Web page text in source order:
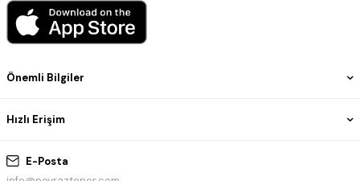
E-Posta
Önemli Bilgiler
Hızlı Erişim